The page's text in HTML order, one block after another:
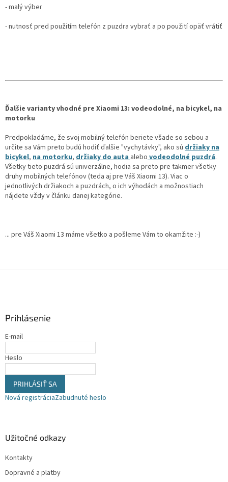
- malý výber
- nutnosť pred použitím telefón z puzdra vybrať a po použití opäť vrátiť
Ďalšie varianty vhodné pre Xiaomi 13: vodeodolné, na bicykel, na
motorku
Predpokladáme, že svoj mobilný telefón beriete všade so sebou a
určite sa Vám preto budú hodiť ďalšie "vychytávky", ako sú držiaky na
bicykel, na motorku, držiaky do auta alebo vodeodolné puzdrá.
Všetky tieto puzdrá sú univerzálne, hodia sa preto pre takmer všetky
druhy mobilných telefónov (teda aj pre Váš Xiaomi 13). Viac o
jednotlivých držiakoch a puzdrách, o ich výhodách a možnostiach
nájdete vždy v článku danej kategórie.
... pre Váš Xiaomi 13 máme všetko a pošleme Vám to okamžite :-)
Prihlásenie
E-mail
Heslo
PRIHLÁSIŤ SA
Nová registráciaZabudnuté heslo
Užitočné odkazy
Kontakty
Dopravné a platby